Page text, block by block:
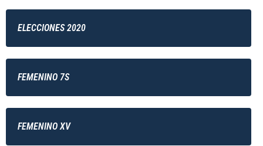
ELECCIONES 2020
FEMENINO 7S
FEMENINO XV